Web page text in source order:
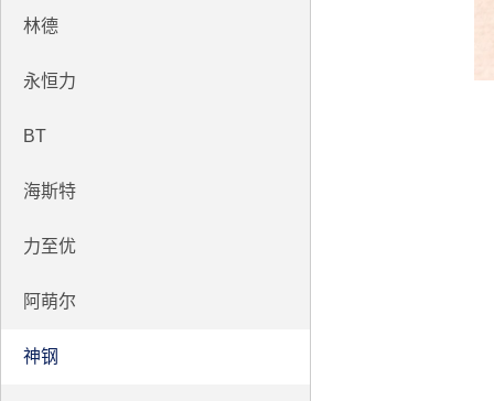
林德
永恒力
BT
海斯特
力至优
阿萌尔
神钢